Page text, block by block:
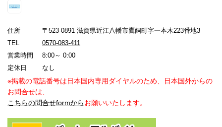
住所
〒523-0891 滋賀県近江八幡市鷹飼町字一本木223番地3
TEL
0570-083-411
営業時間
8:00～ 0:00
定休日
なし
※掲載の電話番号は日本国内専用ダイヤルのため、日本国外からの
お問合せは、
こちらの問合せformからお願いいたします。